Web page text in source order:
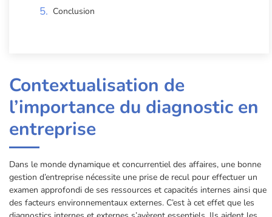
Conclusion
Contextualisation de
l’importance du diagnostic en
entreprise
Dans le monde dynamique et concurrentiel des affaires, une bonne
gestion d’entreprise nécessite une prise de recul pour effectuer un
examen approfondi de ses ressources et capacités internes ainsi que
des facteurs environnementaux externes. C’est à cet effet que les